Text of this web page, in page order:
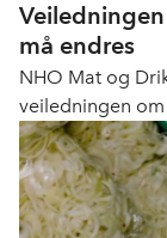
må endres
NHO Mat og
veiledningen
overfor barn og
skaper
forskriften.